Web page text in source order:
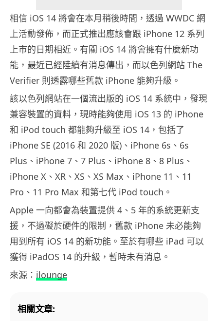
相信 iOS 14 將會在本月稍後時間，透過 WWDC 網
上活動發佈，而正式推出應該會跟 iPhone 12 系列
上市的日期相近。有關 iOS 14 將會擁有什麼新功
能，最近已經陸續有消息傳出，而以色列網站 The
Verifier 則透露哪些舊款 iPhone 能夠升級。
該以色列網站在一個流出版的 iOS 14 系統中，發現
兼容裝置的資料，現時能夠使用 iOS 13 的 iPhone
和 iPod touch 都能夠升級至 iOS 14，包括了
iPhone SE (2016 和 2020 版)、iPhone 6s、6s
Plus、iPhone 7、7 Plus、iPhone 8、8 Plus、
iPhone X、XR、XS、XS Max、iPhone 11、11
Pro、11 Pro Max 和第七代 iPod touch。
Apple 一向都會為裝置提供 4、5 年的系統更新支
援，不過礙於硬件的限制，舊款 iPhone 未必能夠
用到所有 iOS 14 的新功能。至於有哪些 iPad 可以
獲得 iPadOS 14 的升級，暫時未有消息。
來源： ilounge
相關文章: